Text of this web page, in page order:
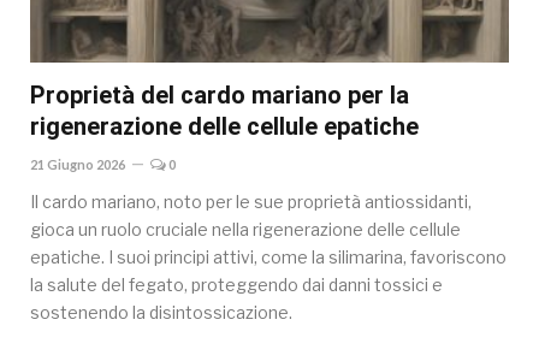
Proprietà del cardo mariano per la
rigenerazione delle cellule epatiche
21 Giugno 2026 0
Il cardo mariano, noto per le sue proprietà antiossidanti,
gioca un ruolo cruciale nella rigenerazione delle cellule
epatiche. I suoi principi attivi, come la silimarina, favoriscono
la salute del fegato, proteggendo dai danni tossici e
sostenendo la disintossicazione.